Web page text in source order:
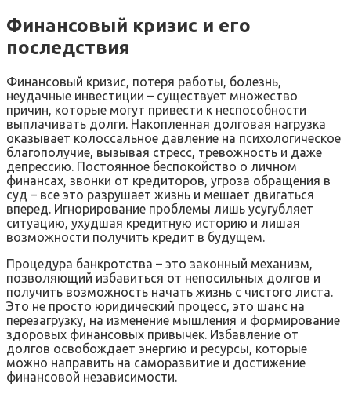
Финансовый кризис и его
последствия
Финансовый кризис, потеря работы, болезнь,
неудачные инвестиции – существует множество
причин, которые могут привести к неспособности
выплачивать долги. Накопленная долговая нагрузка
оказывает колоссальное давление на психологическое
благополучие, вызывая стресс, тревожность и даже
депрессию. Постоянное беспокойство о личном
финансах, звонки от кредиторов, угроза обращения в
суд – все это разрушает жизнь и мешает двигаться
вперед. Игнорирование проблемы лишь усугубляет
ситуацию, ухудшая кредитную историю и лишая
возможности получить кредит в будущем.
Процедура банкротства – это законный механизм,
позволяющий избавиться от непосильных долгов и
получить возможность начать жизнь с чистого листа.
Это не просто юридический процесс, это шанс на
перезагрузку, на изменение мышления и формирование
здоровых финансовых привычек. Избавление от
долгов освобождает энергию и ресурсы, которые
можно направить на саморазвитие и достижение
финансовой независимости.